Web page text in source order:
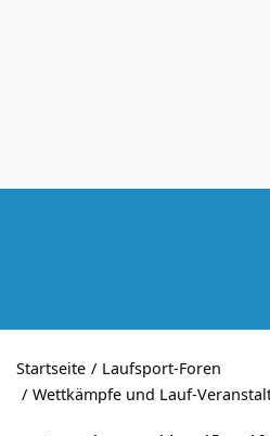
Sammelthread für Läufe
Startseite
Laufsport-Foren
Wettkämpfe und Lauf-